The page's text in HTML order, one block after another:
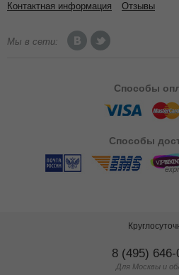
Контактная информация
Отзывы
Мы в сети:
Способы
Способы
8 (495) 646-
Для Москвы и